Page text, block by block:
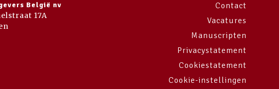
België nv
17A
Contact
Vacatures
Manuscripten
Privacystatement
Cookiestatement
Cookie-instellingen